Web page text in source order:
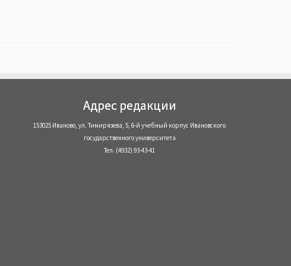
Адрес редакции
153025 Иваново, ул. Тимирязева, 5, 6-й учебный корпус Ивановского
государственного университета
Тел. (4932) 93-43-41